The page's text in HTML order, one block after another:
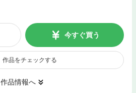
今すぐ買う
作品をチェックする
作品情報へ